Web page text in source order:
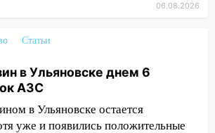
его: суд вынес
районе пожар
дачный дом и
06.08.2026
Статьи
в Ульяновске днем 6
АЗС
в Ульяновске остается
уже и появились положительные